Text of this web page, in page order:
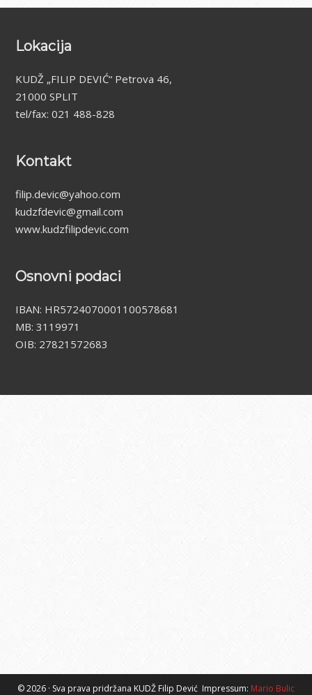
Footer
Lokacija
KUDŽ „FILIP DEVIĆ“ Petrova 46,
21000 SPLIT
tel/fax: 021 488-828
Kontakt
filip.devic@yahoo.com
kudzfdevic@gmail.com
www.kudzfilipdevic.com
Osnovni podaci
IBAN: HR5724070001100578681
MB: 3119971
OIB: 27821572683
© 2026 · Sva prava pridržana KUDŽ Filip Dević Impressum: Mario Bulic